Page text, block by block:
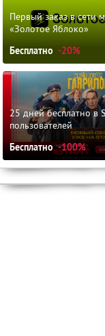
Первый заказ в сети
«Золотое Яблоко»
Бесплатно -20%
25 дней бесплатно в
пользователей
Бесплатно -100%